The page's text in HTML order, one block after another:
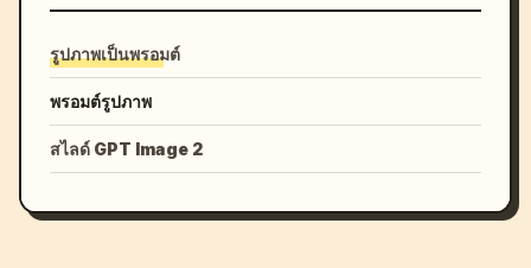
รูปภาพเป็นพรอมต์
พรอมต์รูปภาพ
สไลด์ GPT Image 2